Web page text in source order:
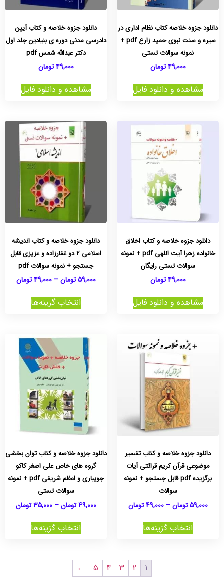
دانلود جزوه خلاصه کتاب نظام اداری در
سیره و سنت نبوی حمید زارع pdf +
نمونه سوالات تستی
49,000 تومان
مشاهده و دانلود فایل
دانلود جزوه خلاصه و کتاب آیین
دادرسی مدنی دوره ی بنیادین جلد اول
دکتر عبدالله شمس pdf
49,000 تومان
مشاهده و دانلود فایل
دانلود جزوه خلاصه و کتاب اخلاق
خانواده زهرا آیت اللهی pdf + نمونه
سوالات تستی رایگان
49,000 تومان
مشاهده و دانلود فایل
دانلود جزوه خلاصه و کتاب اندیشه
اسلامی 2 دو غفارزاده و عزیزی قابل
جستجو + نمونه سوالات pdf
59,000 تومان –
49,000 تومان
انتخاب گزینه‌ها
دانلود جزوه خلاصه و کتاب تفسیر
موضوعی قرآن کریم قرائتی آیات
برگزیده pdf قابل جستجو + نمونه
سوالات
59,000 تومان –
49,000 تومان
انتخاب گزینه‌ها
دانلود جزوه خلاصه و کتاب توان بخشی
گروه های خاص علی اصغر کاکو
جویباری و اعظم شریفی pdf + نمونه
سوالات تستی
49,000 تومان –
35,000 تومان
انتخاب گزینه‌ها
1
2
3
4
5
←